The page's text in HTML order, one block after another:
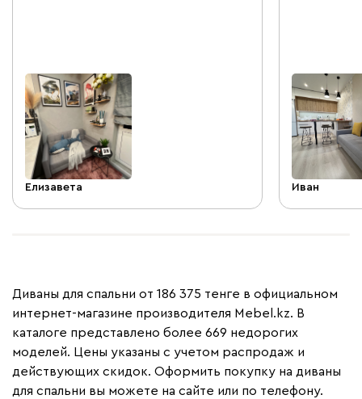
Елизавета Иван
Диваны для спальни от 186 375 тенге в официальном
интернет-магазине производителя Mebel.kz. В
каталоге представлено более 669 недорогих
моделей. Цены указаны с учетом распродаж и
действующих скидок. Оформить покупку на диваны
для спальни вы можете на сайте или по телефону.